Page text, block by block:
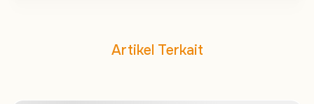
Artikel Terkait